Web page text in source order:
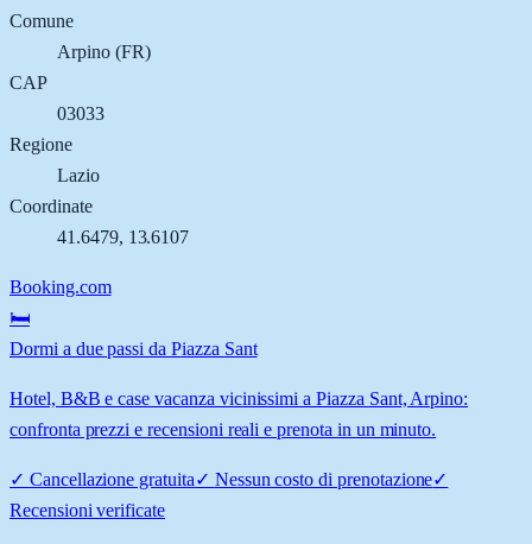
Comune
Arpino(FR)
CAP
03033
Regione
Lazio
Coordinate
41.6479, 13.6107
Booking.com
🛏️
Dormi a due passi da Piazza Sant
Hotel, B&B e case vacanza vicinissimi a Piazza Sant, Arpino:
confronta prezzi e recensioni reali e prenota in un minuto.
✓ Cancellazione gratuita✓ Nessun costo di prenotazione✓
Recensioni verificate